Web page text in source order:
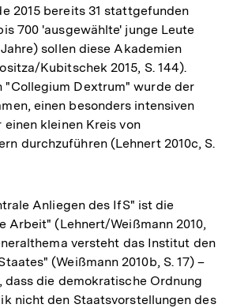
2015 bereits 31 stattgefunden
700 'ausgewählte' junge Leute
sollen diese Akademien
Kubitschek 2015, S. 144).
"Collegium Dextrum" wurde der
einen besonders intensiven
kleinen Kreis von
durchzuführen (Lehnert 2010c, S.
Anliegen des IfS" ist die
Arbeit" (Lehnert/Weißmann 2010,
versteht das Institut den
(Weißmann 2010b, S. 17) –
die demokratische Ordnung
nicht den Staatsvorstellungen des